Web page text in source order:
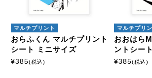
マルチプリント
おらふくん マルチプリント
シート ミニサイズ
¥385(税込)
マルチプリ
おおはら
ントシー
¥385(税込)